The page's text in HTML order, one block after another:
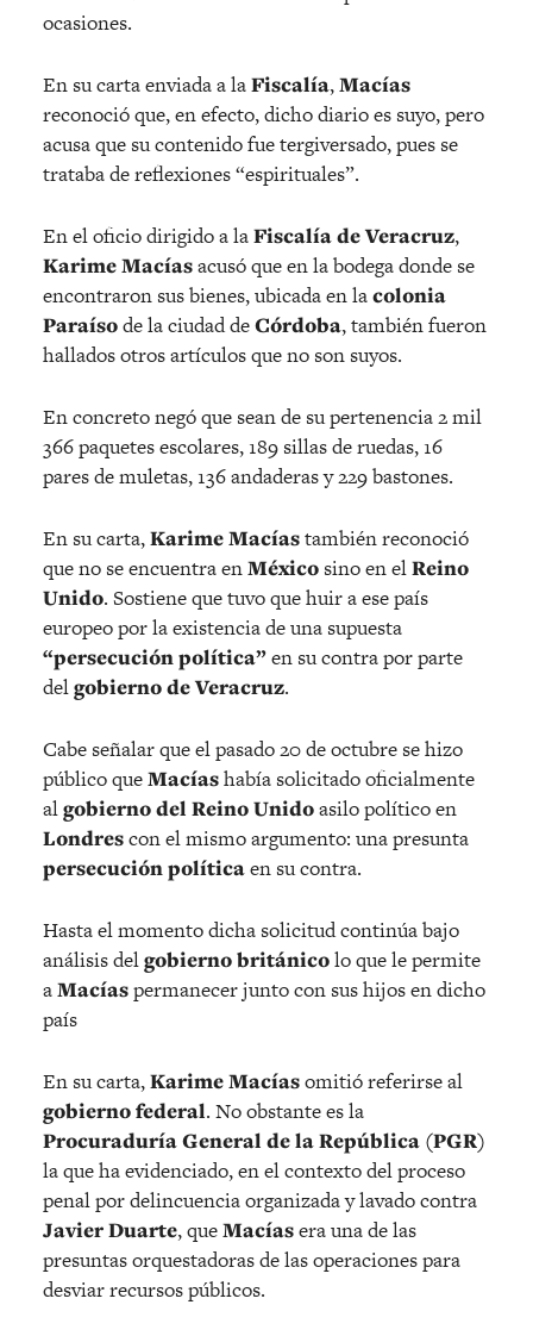
ocasiones.
En su carta enviada a laFiscalía,Macías
reconoció que, en efecto, dicho diario es suyo, pero
acusa que su contenido fue tergiversado, pues se
trataba de reflexiones “espirituales”.
En el oficio dirigido a laFiscalía de Veracruz,
Karime Macíasacusó que en la bodega donde se
encontraron sus bienes, ubicada en lacolonia
Paraísode la ciudad deCórdoba, también fueron
hallados otros artículos que no son suyos.
En concreto negó que sean de su pertenencia 2 mil
366 paquetes escolares, 189 sillas de ruedas, 16
pares de muletas, 136 andaderas y 229 bastones.
En su carta,Karime Macíastambién reconoció
que no se encuentra enMéxicosino en elReino
Unido. Sostiene que tuvo que huir a ese país
europeo por la existencia de una supuesta
“persecución política”en su contra por parte
delgobierno de Veracruz.
Cabe señalar que el pasado 20 de octubre se hizo
público queMacíashabía solicitado oficialmente
algobierno del Reino Unidoasilo político en
Londrescon el mismo argumento: una presunta
persecución políticaen su contra.
Hasta el momento dicha solicitud continúa bajo
análisis delgobierno británicolo que le permite
aMacíaspermanecer junto con sus hijos en dicho
país
En su carta,Karime Macíasomitió referirse al
gobierno federal. No obstante es la
Procuraduría General de la República (PGR)
la que ha evidenciado, en el contexto del proceso
penal por delincuencia organizada y lavado contra
Javier Duarte, queMacíasera una de las
presuntas orquestadoras de las operaciones para
desviar recursos públicos.